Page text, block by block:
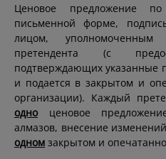
Ценовое предложение
письменной форме,
лицом,
претендента (с
подтверждающих указанные
и подается в закрытом и
организации). Каждый
одноценовое
алмазов, внесение
одном закрытом и